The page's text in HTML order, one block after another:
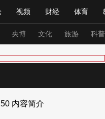
视频 财经 体育
央视快评 习式妙语
听音 微视频 主持人
央博 文化 旅游 科普
内容简介